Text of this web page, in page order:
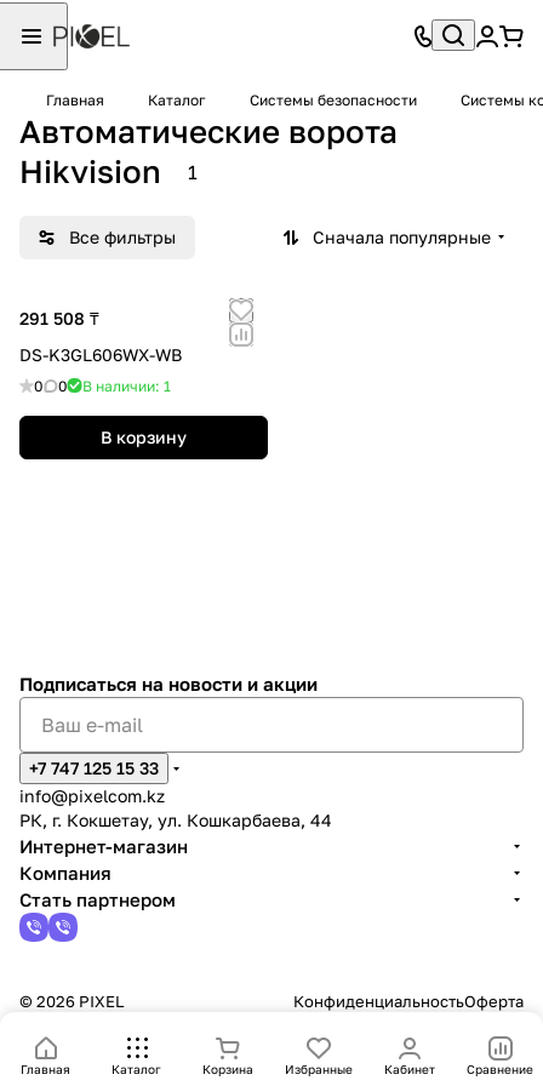
Главная Каталог Системы безопасности Системы
Автоматические ворота
Hikvision
1
Все фильтры Сначала популярные
291 508 ₸
DS-K3GL606WX-WB
0 0 В наличии: 1
В корзину
Главная Каталог Корзина Избранные Кабинет Сравнение
Подписаться на новости и акции
+7 747 125 15 33
info@pixelcom.kz
РК, г. Кокшетау, ул. Кошкарбаева, 44
Интернет-магазин
Компания
Стать партнером
© 2026 PIXEL КонфиденциальностьОферта